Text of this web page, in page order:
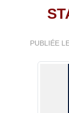
PUBLIÉE